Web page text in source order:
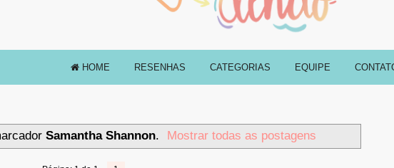
HOME RESENHAS CATEGORIAS EQUIPE
Samantha Shannon. Mostrar todas as postagens